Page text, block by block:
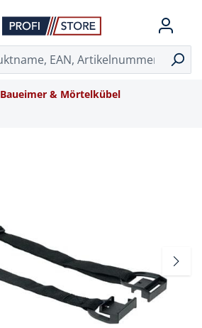
Baueimer & Mörtelkübel